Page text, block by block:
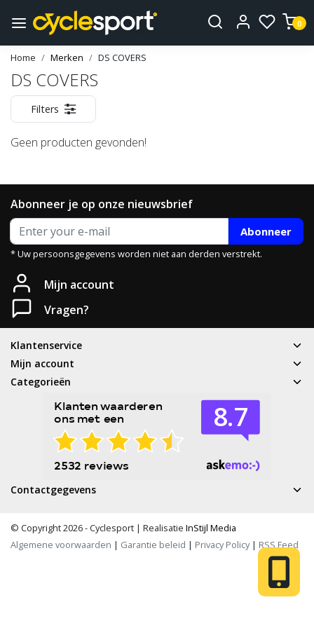
0
Home Merken DS COVERS
DS COVERS
Filters
Geen producten gevonden!
Abonneer je op onze nieuwsbrief
Abonneer
* Uw persoonsgegevens worden niet aan derden verstrekt.
Mijn account
Vragen?
Klantenservice
Mijn account
Categorieën
Contactgegevens
© Copyright 2026 - Cyclesport | Realisatie InStijl Media
Algemene voorwaarden | Garantie beleid | Privacy Policy| RSS Feed